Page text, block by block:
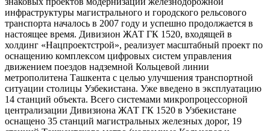
инфраструктуры магистрального и городского рельсового
транспорта началось в 2007 году и успешно продолжается в
настоящее время. Дивизион ЖАТ ГК 1520, входящей в
холдинг «Нацпроектстрой», реализует масштабный проект по
оснащению комплексом цифровых систем управления
движением поездов надземной Кольцевой линии
метрополитена Ташкента с целью улучшения транспортной
ситуации столицы Узбекистана. Уже введено в эксплуатацию
14 станций объекта. Всего системами микропроцессорной
централизации Дивизиона ЖАТ ГК 1520 в Узбекистане
оснащено 35 станций магистральных железных дорог, 19